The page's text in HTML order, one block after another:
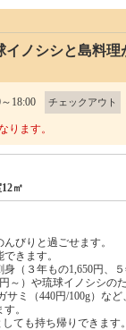
ノシシと島料
18:00 チェックアウト
ります。
㎡
びりと過ごせます。
きます。
（３年もの1,650円、
～）や琉球イノシシの
サミ（440円/100g）など
。
ても持ち帰りできます